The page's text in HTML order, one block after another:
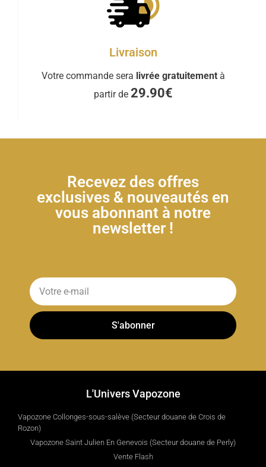
Livraison
Votre commande sera livrée gratuitement à
partir de 29.90€
Recevez des offres
exclusives & nouveautés en
vous abonnant à notre
newsletter !
S'abonner
L'Univers Vapozone
Vapozone Collonges-sous-salève (Secteur douane de Crois de
Rozon)
Vapozone Saint Julien En Genevois (Secteur douane de Perly)
Vente Flash